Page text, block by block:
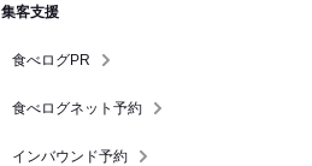
集客支援
食べログPR
食べログネット予約
インバウンド予約